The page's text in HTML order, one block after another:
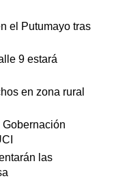
el Putumayo tras
9 estará
en zona rural
las